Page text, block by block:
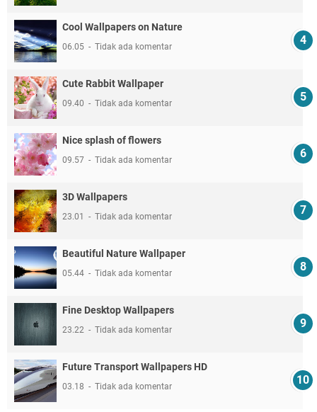
Cool Wallpapers on Nature
06.05 Tidak ada komentar
Cute Rabbit Wallpaper
09.40 Tidak ada komentar
Nice splash of flowers
09.57 Tidak ada komentar
3D Wallpapers
23.01 Tidak ada komentar
Beautiful Nature Wallpaper
05.44 Tidak ada komentar
Fine Desktop Wallpapers
23.22 Tidak ada komentar
Future Transport Wallpapers HD
03.18 Tidak ada komentar